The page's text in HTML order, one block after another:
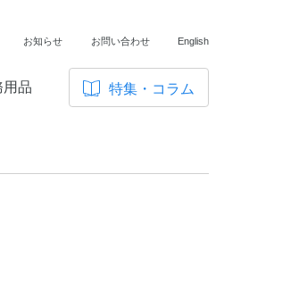
用品 特集・コラム
お知らせ お問い合わせ English